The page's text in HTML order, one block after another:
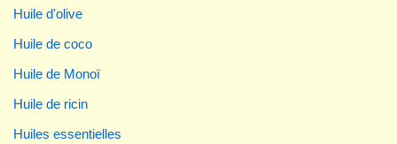
Huile d'olive
Huile de coco
Huile de Monoï
Huile de ricin
Huiles essentielles